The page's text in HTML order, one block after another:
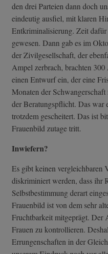
den drei Parteien dann doch
eindeutig ausfiel, mit klaren
Entkriminalisierung. Zeit
gewesen. Dann gab es im
der Zivilgesellschaft, der
Ampel zerbrach, brachten
einen Entwurf ein, der eine
Monaten der
der Beratungspflicht. Das
trotzdem gescheitert. Das ist
Frauenbild zutage tritt.
Inwiefern?
Es gibt keinen vergleichbaren
diskriminiert werden, dass ihr
Selbstbestimmung derart
Frauenbild ist von dem sehr
Fruchtbarkeit mitgeprägt. Der
Frauen zu kontrollieren.
Errungenschaften in der